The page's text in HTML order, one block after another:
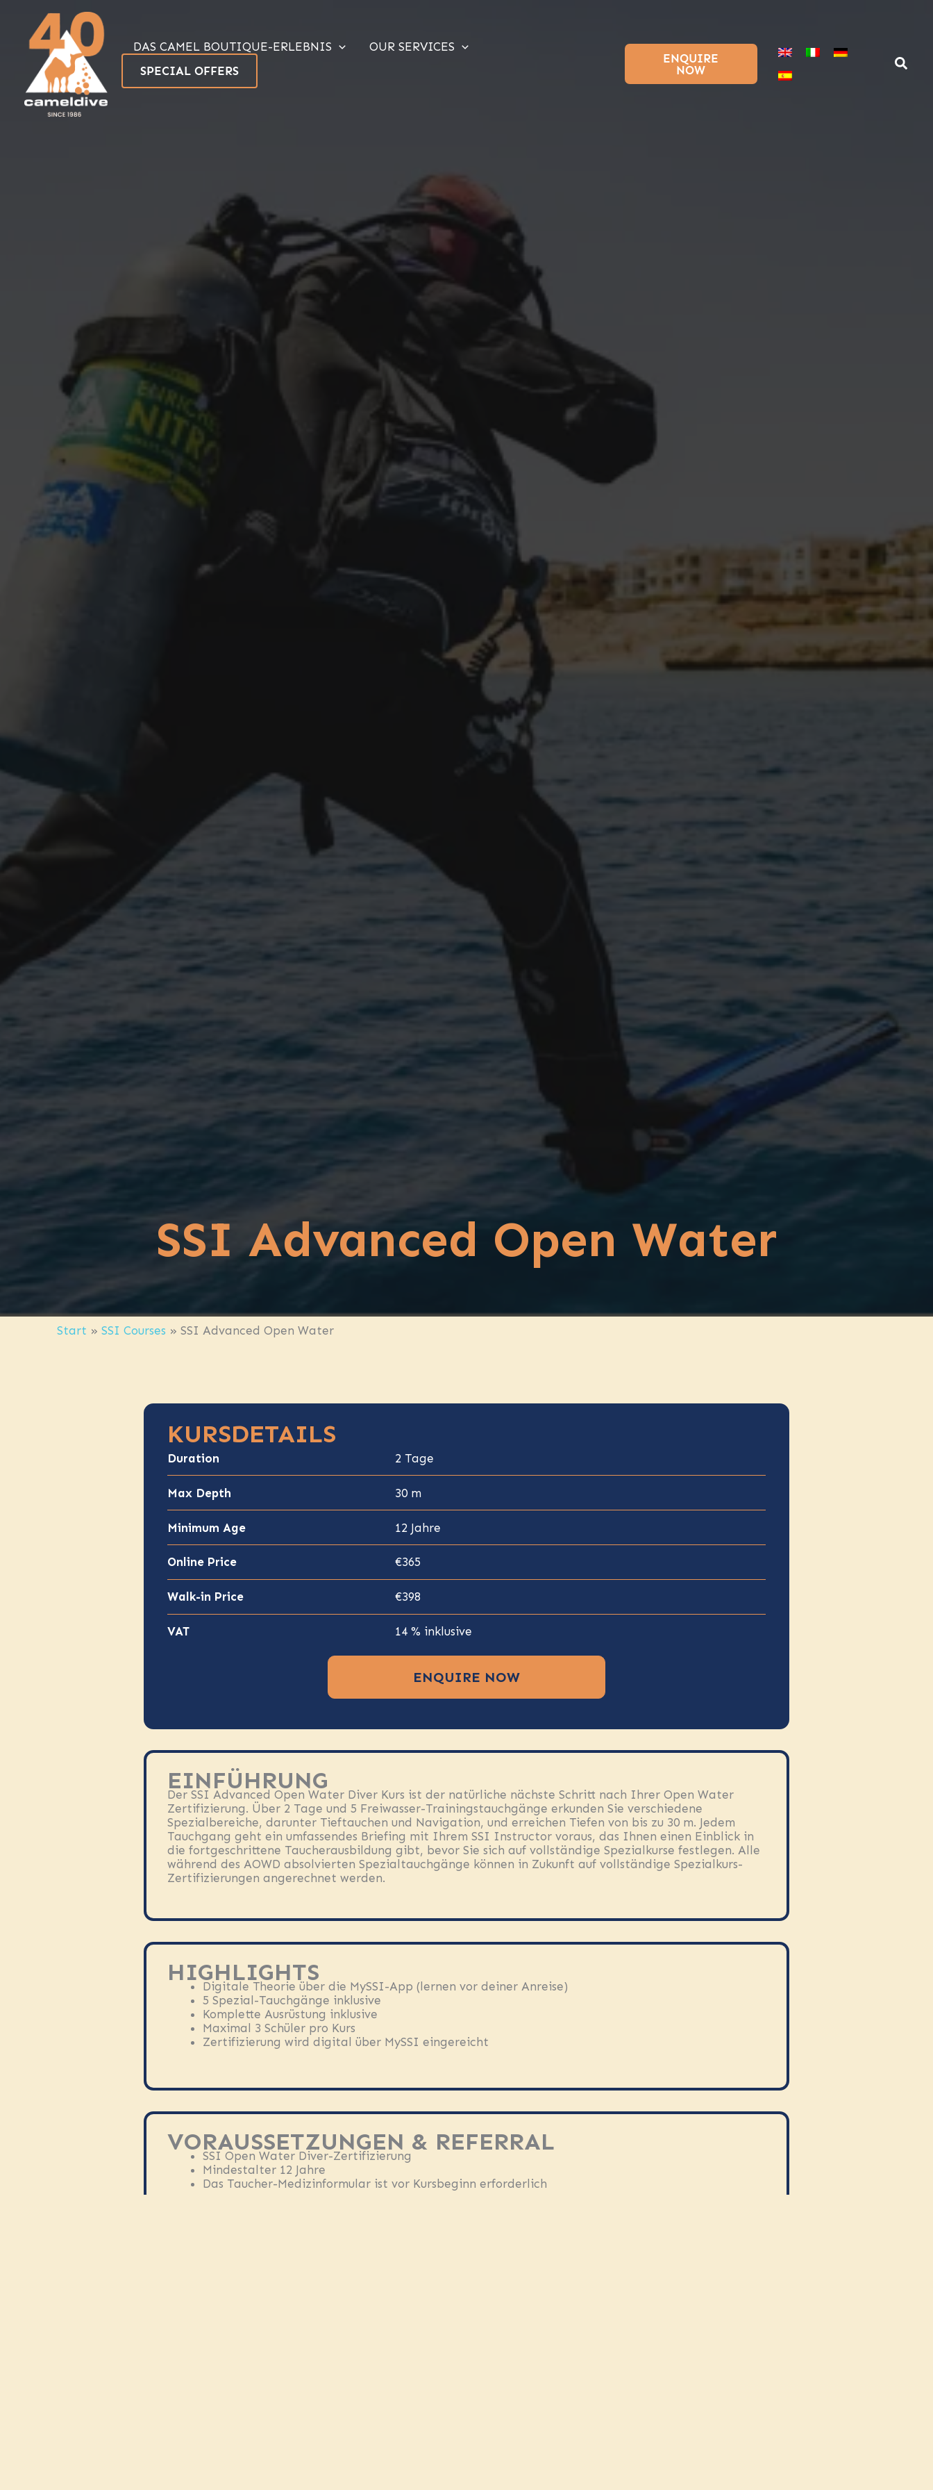
springen
DAS CAMEL BOUTIQUE-ERLEBNIS
OUR SERVICES
SPECIAL OFFERS
ENQUIRE
NOW
SSI Advanced Open Water
Start » SSI Courses » SSI Advanced Open Water
KURSDETAILS
Duration 2 Tage
Max Depth 30 m
Minimum Age 12 Jahre
Online Price €365
Walk-in Price €398
VAT 14 % inklusive
ENQUIRE NOW
EINFÜHRUNG
Der SSI Advanced Open Water Diver Kurs ist der natürliche nächste Schritt nach Ihrer Open Water
Zertifizierung. Über 2 Tage und 5 Freiwasser-Trainingstauchgänge erkunden Sie verschiedene
Spezialbereiche, darunter Tieftauchen und Navigation, und erreichen Tiefen von bis zu 30 m. Jedem
Tauchgang geht ein umfassendes Briefing mit Ihrem SSI Instructor voraus, das Ihnen einen Einblick in
die fortgeschrittene Taucherausbildung gibt, bevor Sie sich auf vollständige Spezialkurse festlegen. Alle
während des AOWD absolvierten Spezialtauchgänge können in Zukunft auf vollständige Spezialkurs-
Zertifizierungen angerechnet werden.
HIGHLIGHTS
Digitale Theorie über die MySSI-App (lernen vor deiner Anreise)
5 Spezial-Tauchgänge inklusive
Komplette Ausrüstung inklusive
Maximal 3 Schüler pro Kurs
Zertifizierung wird digital über MySSI eingereicht
VORAUSSETZUNGEN & REFERRAL
SSI Open Water Diver-Zertifizierung
Mindestalter 12 Jahre
Das Taucher-Medizinformular ist vor Kursbeginn erforderlich